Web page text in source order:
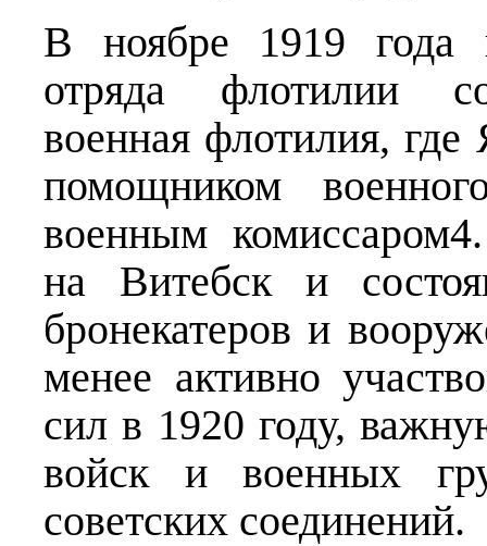
В ноябре 1919 года
отряда флотилии
военная флотилия,
помощником
военным
на Витебск и
бронекатеров и
менее активно
сил в 1920 году,
войск и военных
советских соединений.